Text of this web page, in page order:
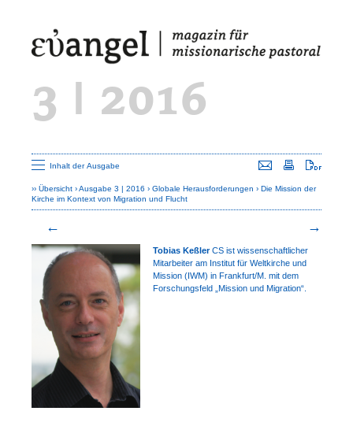
3 | 2016
Übersicht Ausgabe 3 | 2016 Globale Herausforderungen
Die Mission der
Kirche im Kontext von Migration und Flucht
Inhalt der Ausgabe Seite versenden
Seite drucken
Tobias KeßlerCS ist wissenschaft­licher
Mitarbeiter am Institut für Welt­kirche und
Mission (IWM) in Frank­furt/M. mit dem
Forschungsfeld „Mission und Migration“.